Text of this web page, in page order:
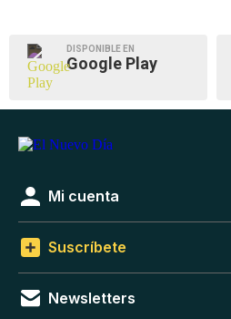
DISPONIBLE EN
Google Play
Mi cuenta
Suscríbete
Newsletters